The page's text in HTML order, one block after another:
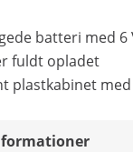
batteri med 6
fuldt opladet
plastkabinet